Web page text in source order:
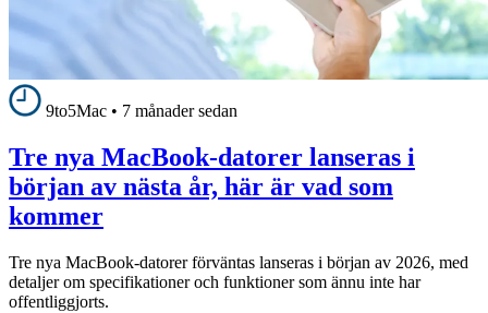
9to5Mac • 7 månader sedan
Tre nya MacBook-datorer lanseras i
början av nästa år, här är vad som
kommer
Tre nya MacBook-datorer förväntas lanseras i början av 2026, med
detaljer om specifikationer och funktioner som ännu inte har
offentliggjorts.